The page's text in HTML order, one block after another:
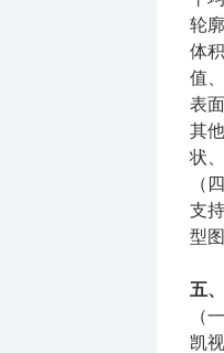
轮
体
值
表
其
状
（
支
型
五
（
凯